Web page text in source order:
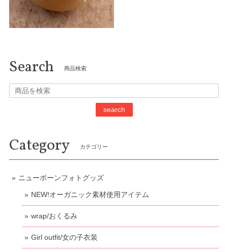
Search 商品検索
search
Category カテゴリー
ニューボーンフォトグッズ
NEW!オーガニック素材使用アイテム
wrap/おくるみ
Girl outfit/女の子衣装